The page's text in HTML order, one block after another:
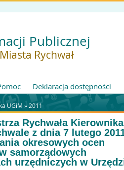
Publicznej
Rychwał
Deklaracja dostępności
UGiM » 2011
Rychwała Kierownika
z dnia 7 lutego
okresowych ocen
samorządowych
urzędniczych w